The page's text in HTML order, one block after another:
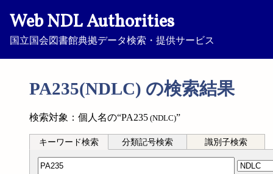
Web NDL Authorities
国立国会図書館典拠データ検索・提供サービス
PA235(NDLC) の検索結果
検索対象：個人名の“PA235 (NDLC)”
キーワード検索 分類記号検索 識別子検索
分類記号検索